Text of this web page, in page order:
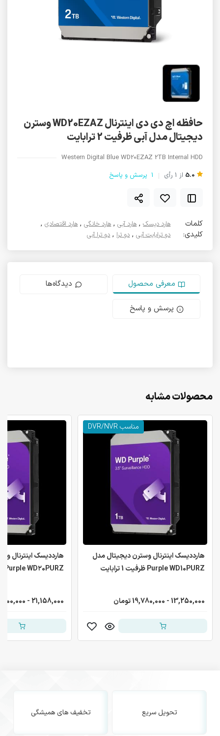
حافظه اچ دی دی اینترنال WD20EZAZ وسترن
دیجیتال مدل آبی ظرفیت 2 ترابایت
Western Digital Blue WD20EZAZ 2TB Internal HDD
5.0 از 1 رأی 1 پرسش و پاسخ
کلمات
کلیدی:
هارد دیسک,هارد آبی,هارد خانگی,هارد اقتصادی,
دو ترابایت آبی,دو ترا,دو ترا آبی
معرفی محصول دیدگاه‌ها
پرسش و پاسخ
محصولات مشابه
مناسب DVR/NVR
هارددیسک اینترنال وسترن دیجیتال مدل
Purple WD10PURZ ظرفیت 1 ترابایت
13,250,000 - 19,780,000 تومان
هارددیسک اینترنال
Purple WD۲0PURZ ظرفیت ۲ ترابایت
21,158,000 - 31,100,000 تومان
تحویل سریع تخفیف های همیشگی